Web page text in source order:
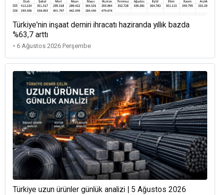
Türkiye'nin inşaat demiri ihracatı haziranda yıllık bazda
%63,7 arttı
• 6 Ağustos 2026 Perşembe
Türkiye uzun ürünler günlük analizi | 5 Ağustos 2026